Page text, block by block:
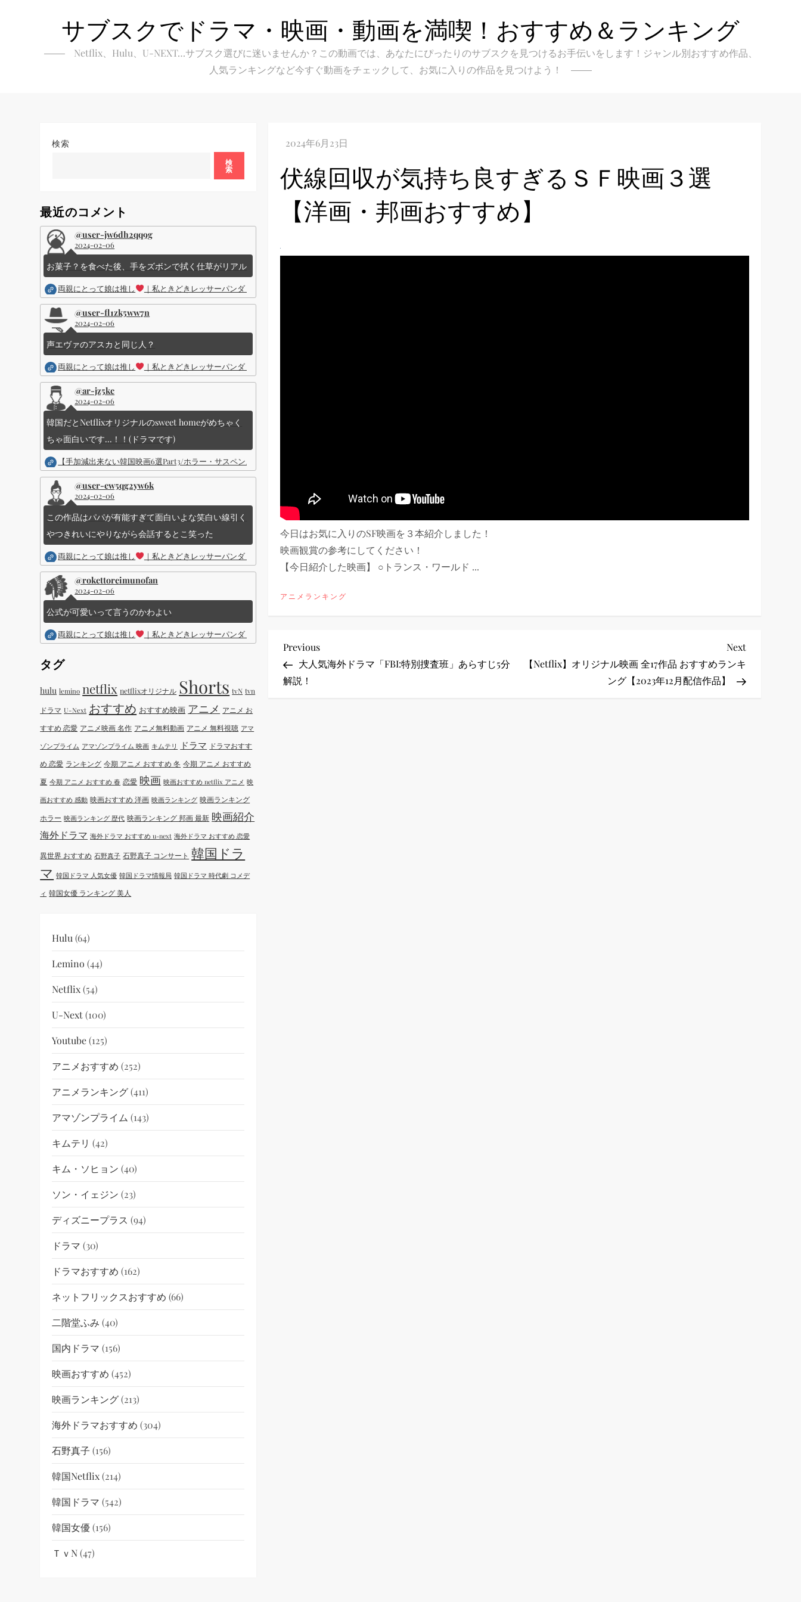
サブスクでドラマ・映画・動画を満喫！おすすめ＆ランキング
Netflix、Hulu、U-NEXT…サブスク選びに迷いませんか？この動画では、あなたにぴったりのサブスクを見つけるお手伝いをします！ジャンル別おすすめ作品、
人気ランキングなど今すぐ動画をチェックして、お気に入りの作品を見つけよう！
伏線回収が気持ち良すぎるＳＦ映画３選
【洋画・邦画おすすめ】
今日はお気に入りのSF映画を３本紹介しました！
映画観賞の参考にしてください！
【今日紹介した映画】 ○トランス・ワールド ...
アニメランキング
投
稿
Previous
Post
Previous
大人気海外ドラマ「FBI:特別捜査班」あらすじ5分
解説！
Next
Next
【Netflix】オリジナル映画 全17作品 おすすめランキ
ング【2023年12月配信作品】
検索
検
索
最近のコメント
@user-jw6dh2qq9g
2024-02-06
お菓子？を食べた後、手をズボンで拭く仕草がリアル
両親にとって娘は推し ｜私ときどきレッサーパンダ ｜Disney (ディズニープラス）
@user-fl1zk5ww7n
2024-02-06
声エヴァのアスカと同じ人？
両親にとって娘は推し ｜私ときどきレッサーパンダ ｜Disney (ディズニープラス）
@ar-jz5kc
2024-02-06
韓国だとNetflixオリジナルのsweet homeがめちゃく
ちゃ面白いです...！！(ドラマです)
【手加減出来ない韓国映画6選Part3/ホラー・サスペンス・ノワール】韓国至上の《最凶の悪》が登場する韓国映画。
@user-ew5qg2yw6k
2024-02-06
この作品はパパが有能すぎて面白いよな笑白い線引く
やつきれいにやりながら会話するとこ笑った
両親にとって娘は推し ｜私ときどきレッサーパンダ ｜Disney (ディズニープラス）
@rokettoreimunofan
2024-02-06
公式が可愛いって言うのかわよい
両親にとって娘は推し ｜私ときどきレッサーパンダ ｜Disney (ディズニープラス）
タグ
hulu lemino netflix netflixオリジナル Shorts tvN tvn
ドラマ U-Next おすすめ おすすめ映画 アニメ アニメ お
すすめ 恋愛 アニメ映画 名作 アニメ無料動画 アニメ 無料視聴 アマ
ゾンプライム アマゾンプライム 映画 キムテリ ドラマ ドラマおすす
め 恋愛 ランキング 今期 アニメ おすすめ 冬 今期 アニメ おすすめ
夏 今期 アニメ おすすめ 春 恋愛 映画 映画おすすめ netflix アニメ 映
画おすすめ 感動 映画おすすめ 洋画 映画ランキング 映画ランキング
ホラー 映画ランキング 歴代 映画ランキング 邦画 最新 映画紹介
海外ドラマ 海外ドラマ おすすめ u-next 海外ドラマ おすすめ 恋愛
異世界 おすすめ 石野真子 石野真子 コンサート 韓国ドラ
マ 韓国ドラマ 人気女優 韓国ドラマ情報局 韓国ドラマ 時代劇 コメデ
ィ 韓国女優 ランキング 美人
Hulu (64)
Lemino (44)
Netflix(54)
U-Next(100)
Youtube(125)
アニメおすすめ (252)
アニメランキング(411)
アマゾンプライム (143)
キムテリ (42)
キム・ソヒョン (40)
ソン・イェジン (23)
ディズニープラス (94)
ドラマ (30)
ドラマおすすめ (162)
ネットフリックスおすすめ (66)
二階堂ふみ (40)
国内ドラマ (156)
映画おすすめ (452)
映画ランキング(213)
海外ドラマおすすめ (304)
石野真子 (156)
韓国netflix(214)
韓国ドラマ (542)
韓国女優(156)
ＴｖN(47)